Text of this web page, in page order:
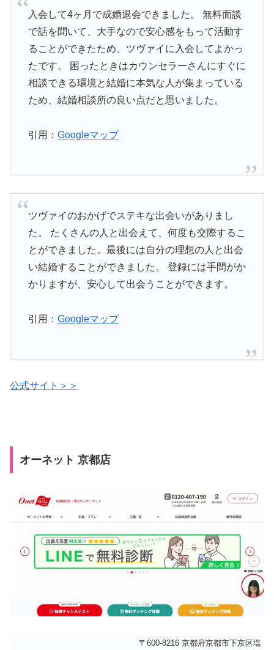
入会して4ヶ月で成婚退会できました。 無料面談
で話を聞いて、大手なので安心感をもって活動す
ることができたため、ツヴァイに入会してよかっ
たです。 困ったときはカウンセラーさんにすぐに
相談できる環境と結婚に本気な人が集まっている
ため、結婚相談所の良い点だと思いました。
引用： Googleマップ
ツヴァイのおかげでステキな出会いがありまし
た。 たくさんの人と出会えて、何度も交際するこ
とができました。最後には自分の理想の人と出会
い結婚することができました。 登録には手間がか
かりますが、安心して出会うことができます。
引用： Googleマップ
公式サイト＞＞
オーネット 京都店
〒600-8216 京都府京都市下京区塩